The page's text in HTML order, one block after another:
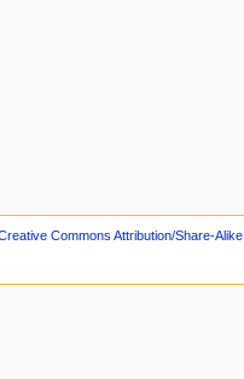
Commons Attribution/Share-Alike